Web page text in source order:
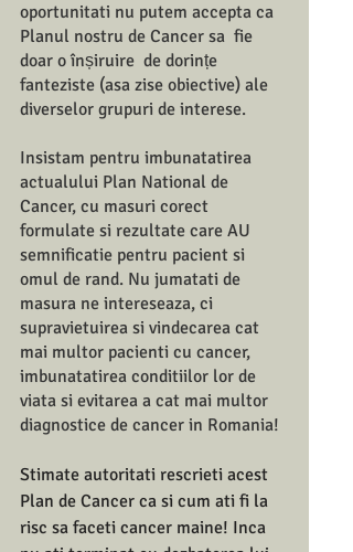
oportunitati nu putem accepta ca
Planul nostru de Cancer sa  fie
doar o înșiruire  de dorințe
fanteziste (asa zise obiective) ale
diverselor grupuri de interese.
Insistam pentru imbunatatirea
actualului Plan National de
Cancer, cu masuri corect
formulate si rezultate care AU
semnificatie pentru pacient si
omul de rand. Nu jumatati de
masura ne intereseaza, ci
supravietuirea si vindecarea cat
mai multor pacienti cu cancer,
imbunatatirea conditiilor lor de
viata si evitarea a cat mai multor
diagnostice de cancer in Romania!
Stimate autoritati rescrieti acest
Plan de Cancer ca si cum ati fi la
risc sa faceti cancer maine! Inca